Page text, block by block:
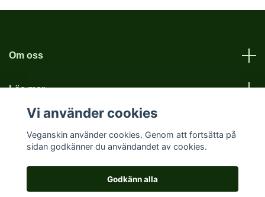
Om oss
Läs mer
Vi använder cookies
Veganskin använder cookies. Genom att fortsätta på
sidan godkänner du användandet av cookies.
Godkänn alla